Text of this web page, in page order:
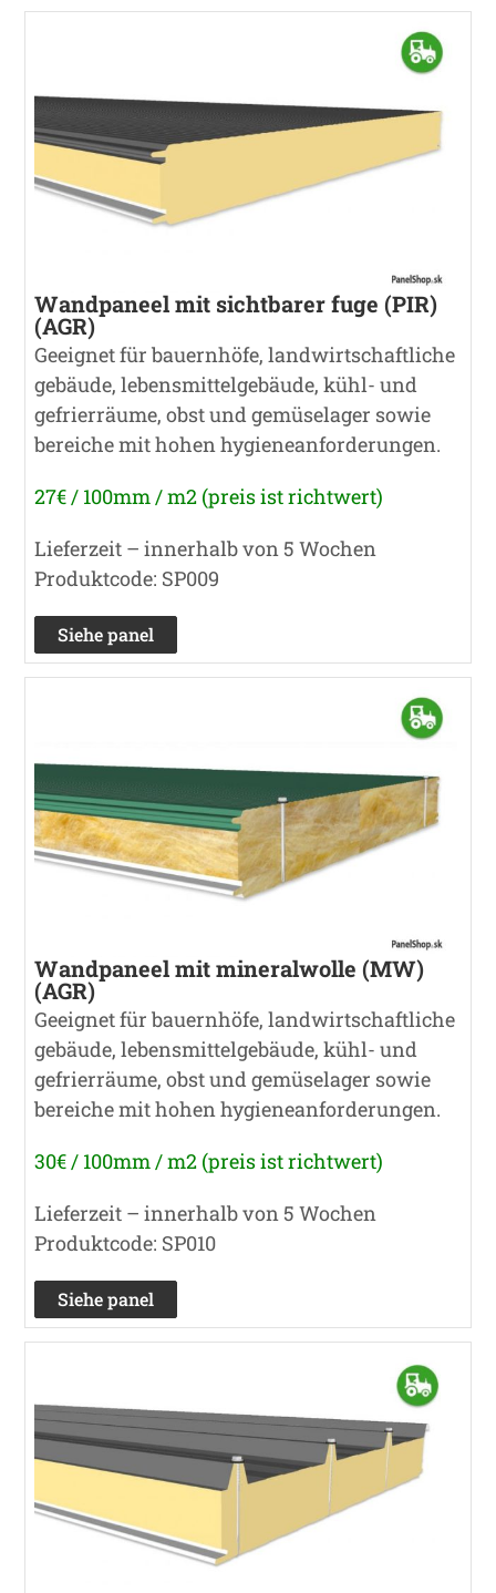
Wandpaneel mit sichtbarer fuge (PIR)
(AGR)
Geeignet für bauernhöfe, landwirtschaftliche
gebäude, lebensmittelgebäude, kühl- und
gefrierräume, obst und gemüselager sowie
bereiche mit hohen hygieneanforderungen.
27€ / 100mm / m2 (preis ist richtwert)
Lieferzeit – innerhalb von 5 Wochen
Produktcode: SP009
Siehe panel
Wandpaneel mit mineralwolle (MW)
(AGR)
Geeignet für bauernhöfe, landwirtschaftliche
gebäude, lebensmittelgebäude, kühl- und
gefrierräume, obst und gemüselager sowie
bereiche mit hohen hygieneanforderungen.
30€ / 100mm / m2 (preis ist richtwert)
Lieferzeit – innerhalb von 5 Wochen
Produktcode: SP010
Siehe panel